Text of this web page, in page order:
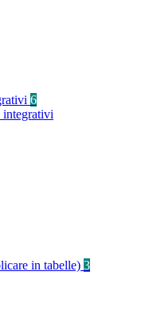
6
integrativi
in tabelle) 3